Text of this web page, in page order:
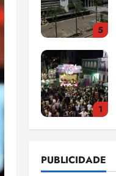
5
1
PUBLICIDADE